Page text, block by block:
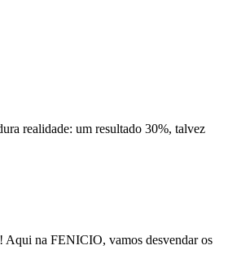
realidade: um resultado 30%, talvez
Aqui na FENICIO, vamos desvendar os